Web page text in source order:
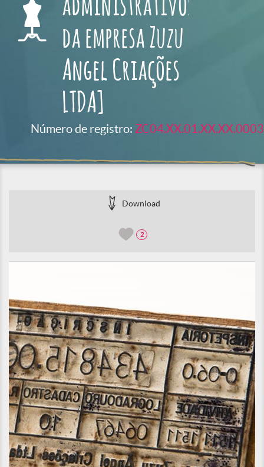
administrativos
da empresa Zuzu
Angel Criações
LTDA]
Número de registro: ZC04.XX.01.XX.XX.0003
Download
2